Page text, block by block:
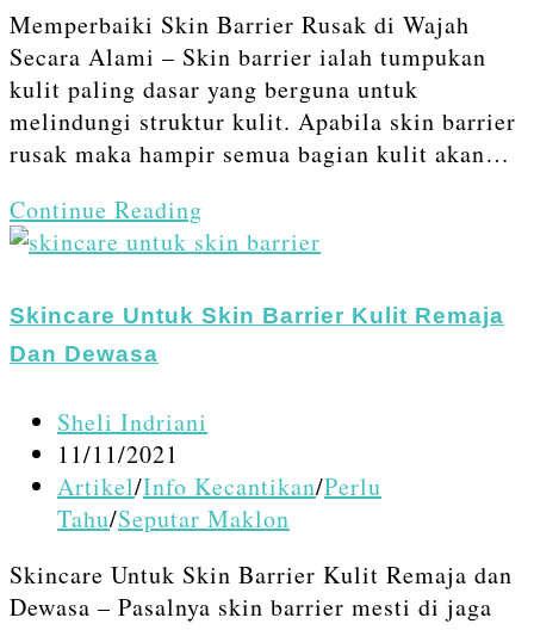
Memperbaiki Skin Barrier Rusak di Wajah
Secara Alami – Skin barrier ialah tumpukan
kulit paling dasar yang berguna untuk
melindungi struktur kulit. Apabila skin barrier
rusak maka hampir semua bagian kulit akan…
Continue Reading
Skin
Rusak
Alami
Skincare Untuk Skin Barrier Kulit Remaja
Dan Dewasa
Post
author:
Sheli Indriani
Post
published:
11/11/2021
Post
category:
Artikel/Info Kecantikan/Perlu
Tahu/Seputar Maklon
Skincare Untuk Skin Barrier Kulit Remaja dan
Dewasa – Pasalnya skin barrier mesti di jaga